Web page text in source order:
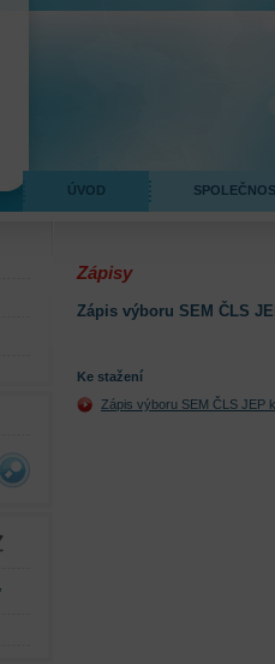
ÚVOD
Zápisy
Zápis výboru SEM ČLS
Ke stažení
Zápis výboru SEM ČLS JEP